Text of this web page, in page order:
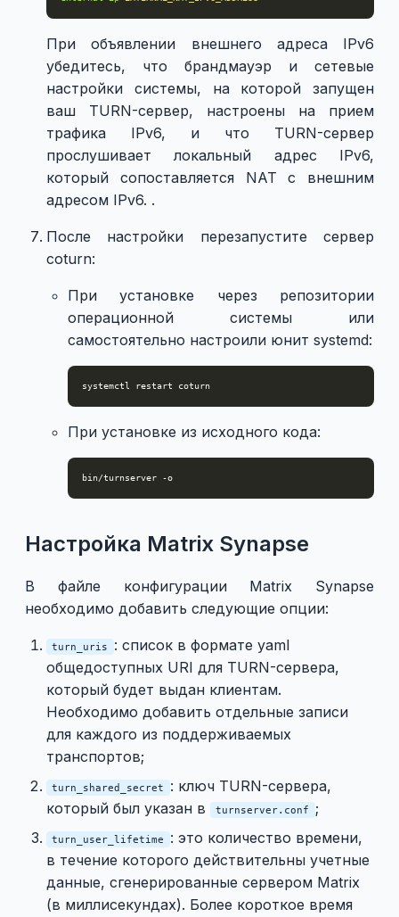
При объявлении внешнего адреса IPv6
убедитесь, что брандмауэр и сетевые
настройки системы, на которой запущен
ваш TURN-сервер, настроены на прием
трафика IPv6, и что TURN-сервер
прослушивает локальный адрес IPv6,
который сопоставляется NAT с внешним
адресом IPv6. .
После настройки перезапустите сервер
coturn:
При установке через репозитории
операционной системы или
самостоятельно настроили юнит systemd:
При установке из исходного кода:
Настройка Matrix Synapse
В файле конфигурации Matrix Synapse
необходимо добавить следующие опции:
turn_uris : список в формате yaml
общедоступных URI для TURN-сервера,
который будет выдан клиентам.
Необходимо добавить отдельные записи
для каждого из поддерживаемых
транспортов;
turn_shared_secret : ключ TURN-сервера,
который был указан в
turnserver.conf ;
turn_user_lifetime : это количество времени,
в течение которого действительны учетные
данные, сгенерированные сервером Matrix
(в миллисекундах). Более короткое время